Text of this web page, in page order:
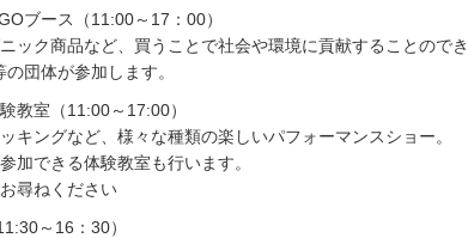
ブース（11:00～17：00）
ック商品など、買うことで社会や環境に貢献することので
団体が参加します。
教室（11:00～17:00）
キングなど、様々な種類の楽しいパフォーマンスショー。
加できる体験教室も行います。
尋ねください
～16：30）